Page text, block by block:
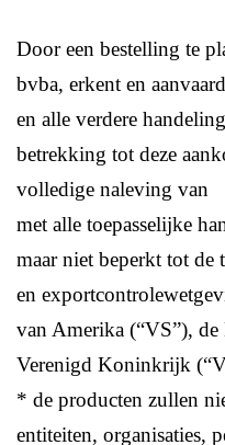
Door een bestelling te
bvba, erkent en
en alle verdere
betrekking tot deze
volledige naleving van
met alle toepasselijke
maar niet beperkt tot de
en
van Amerika (“VS”), de
Verenigd Koninkrijk
* de producten zullen
entiteiten, organisaties,